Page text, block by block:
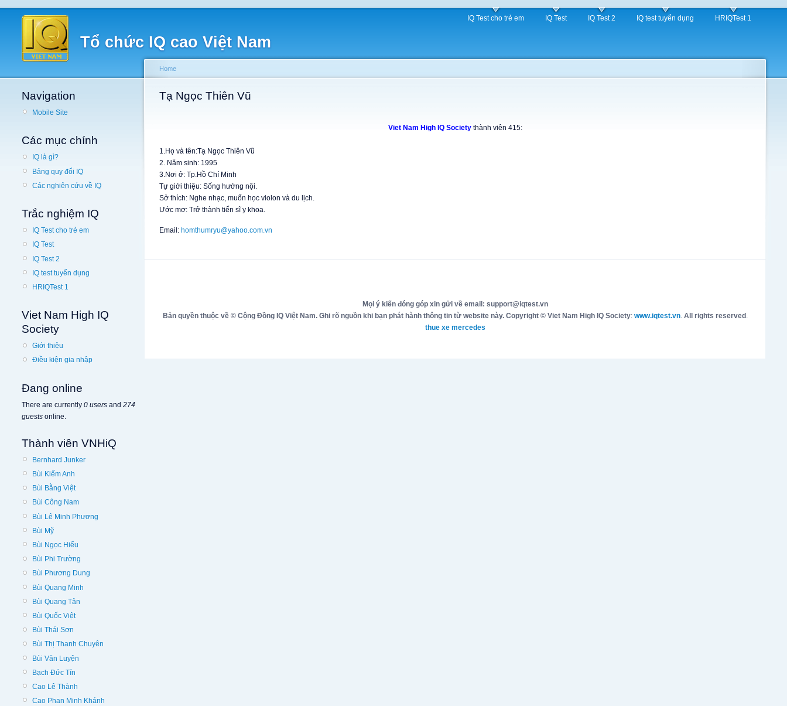
Tổ chức IQ cao Việt Nam
IQ Test cho trẻ em IQ Test IQ Test 2 IQ test tuyển dụng HRIQTest 1
Navigation
Mobile Site
Các mục chính
IQ là gì?
Bảng quy đổi IQ
Các nghiên cứu về IQ
Trắc nghiệm IQ
IQ Test cho trẻ em
IQ Test
IQ Test 2
IQ test tuyển dụng
HRIQTest 1
Viet Nam High IQ
Society
Giới thiệu
Điều kiện gia nhập
Đang online
There are currently 0 users and 274
guests online.
Thành viên VNHiQ
Bernhard Junker
Bùi Kiếm Anh
Bùi Bằng Việt
Bùi Công Nam
Bùi Lê Minh Phương
Bùi Mỹ
Bùi Ngọc Hiếu
Bùi Phi Trường
Bùi Phương Dung
Bùi Quang Minh
Bùi Quang Tân
Bùi Quốc Việt
Bùi Thái Sơn
Bùi Thị Thanh Chuyên
Bùi Văn Luyện
Bạch Đức Tín
Cao Lê Thành
Cao Phan Minh Khánh
Home
Tạ Ngọc Thiên Vũ
Viet Nam High IQ Societythành viên 415:
1.Họ và tên:Tạ Ngọc Thiên Vũ
2. Năm sinh: 1995
3.Nơi ở: Tp.Hồ Chí Minh
Tự giới thiệu: Sống hướng nội.
Sở thích: Nghe nhạc, muốn học violon và du lịch.
Ước mơ: Trở thành tiến sĩ y khoa.
Email: homthumryu@yahoo.com.vn
Mọi ý kiến đóng góp xin gửi về email: support@iqtest.vn
Bản quyền thuộc về © Cộng Đồng IQ Việt Nam. Ghi rõ nguồn khi bạn phát hành thông tin từ website này. Copyright © Viet Nam High IQ Society: www.iqtest.vn. All rights reserved .
thue xe mercedes